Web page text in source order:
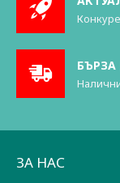
ЗА НАС